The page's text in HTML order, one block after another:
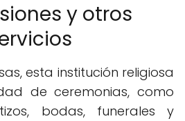
y otros
esta institución religiosa
de ceremonias, como
bodas, funerales y